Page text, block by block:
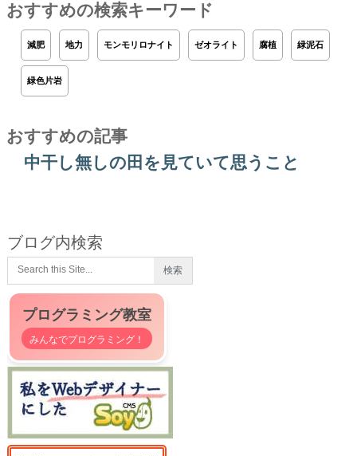
おすすめの検索キーワード
減肥 地力 モンモリロナイト ゼオライト 腐植 緑泥石
緑色片岩
おすすめの記事
中干し無しの田を見ていて思うこと
ブログ内検索
プログラミング教室
みんなでプログラミング！